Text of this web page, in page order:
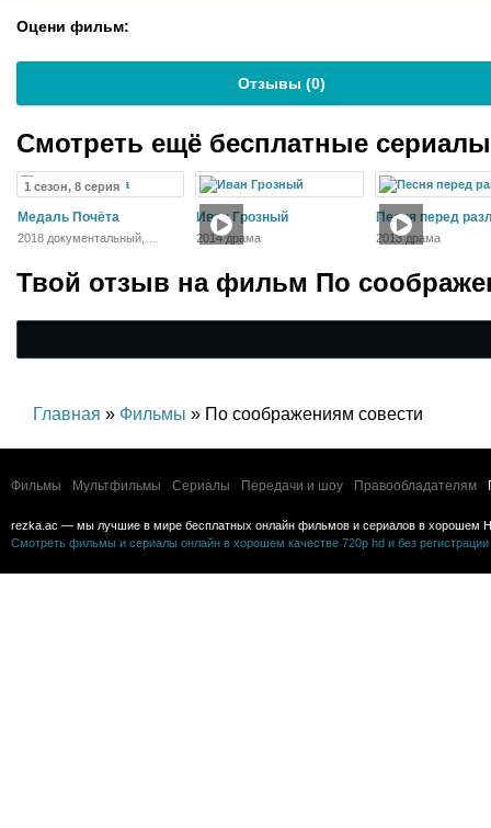
Оцени фильм:
Отзывы (0)
Смотреть ещё бесплатные
1 сезон, 8 серия
Медаль Почёта
2018 документальный,
Иван Грозный
2014 драма
Песня перед
2013 драма
Твой отзыв на фильм По
Главная » Фильмы » По соображениям совести
Фильмы Мультфильмы Сериалы Передачи и шоу Правообладателям
rezka.ac — мы лучшие в мире бесплатных онлайн фильмов и сериалов в хорошем
Смотреть фильмы и сериалы онлайн в хорошем качестве 720p hd и без